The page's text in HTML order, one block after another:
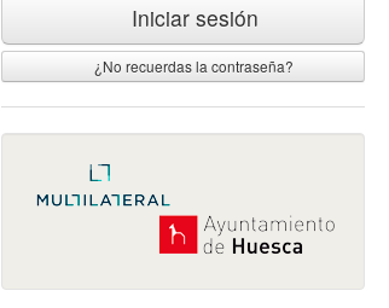
Iniciar sesión
¿No recuerdas la contraseña?